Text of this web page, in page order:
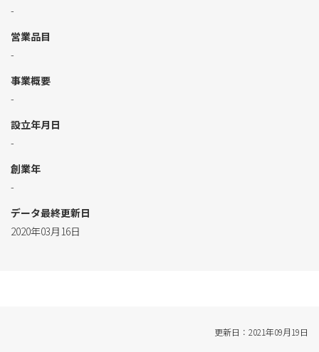
-
営業品目
-
事業概要
-
設立年月日
-
創業年
-
データ最終更新日
2020年03月16日
更新日：2021年09月19日